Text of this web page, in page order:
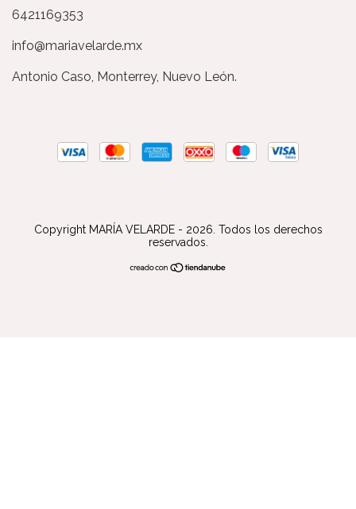
6421169353
info@mariavelarde.mx
Antonio Caso, Monterrey, Nuevo León.
Copyright MARÍA VELARDE - 2026. Todos los derechos
reservados.